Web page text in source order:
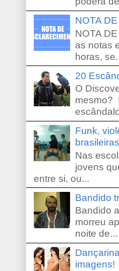
NOTA
NOTA
as notas
horas,
20
O
mesmo?
Funk,
brasileiras
Nas
jovens
entre si, ou...
Bandido
Bandido
morreu
noite de...
imagens!